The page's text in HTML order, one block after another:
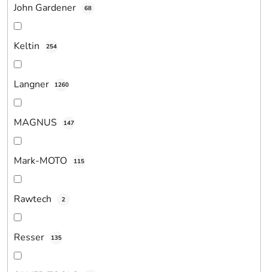
John Gardener 68
Keltin 254
Langner 1260
MAGNUS 147
Mark-MOTO 115
Rawtech 2
Resser 135